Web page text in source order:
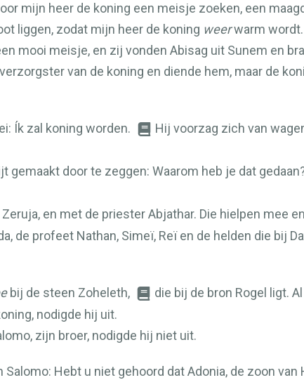
mijn heer de koning een meisje zoeken, een
liggen, zodat mijn heer de koning weerwarm wordt.
mooi meisje, en zij vonden Abisag uit Sunem en
van de koning en diende hem, maar de
Ík zal koning worden.
Hij voorzag zich van
gemaakt door te zeggen: Waarom heb je dat
en met de priester Abjathar. Die hielpen mee
de profeet Nathan, Simeï, Reï en de helden die bij
bij de steen Zoheleth,
die bij de bron Rogel ligt.
nodigde hij uit.
zijn broer, nodigde hij niet uit.
Hebt u niet gehoord dat Adonia, de zoon